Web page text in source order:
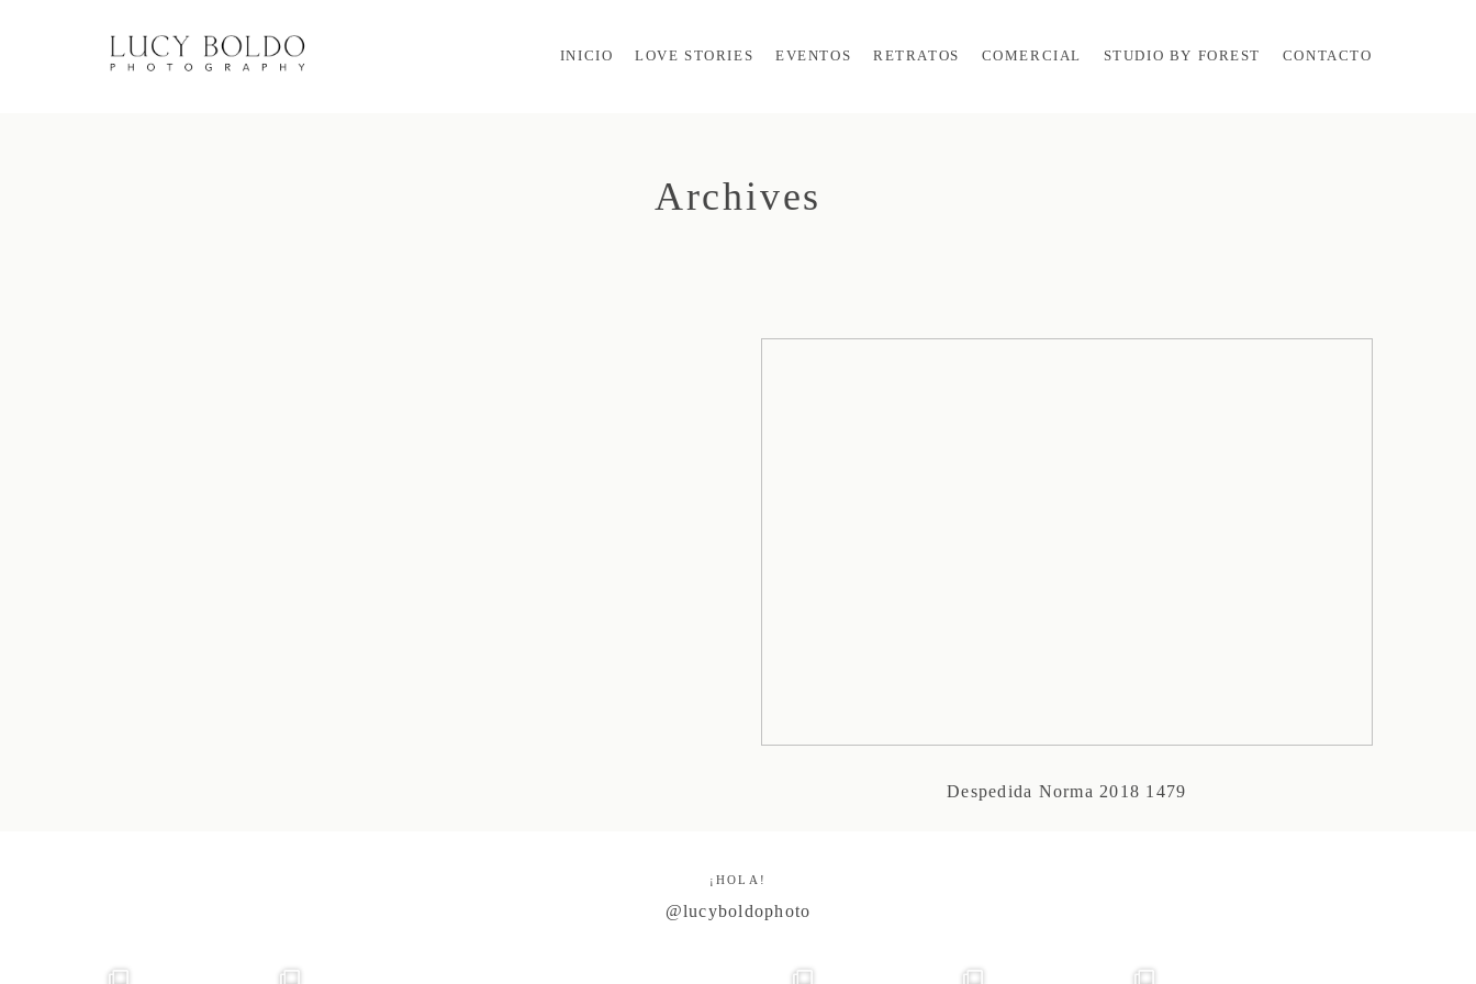
INICIO LOVE STORIES EVENTOS RETRATOS COMERCIAL STUDIO BY FOREST CONTACTO
Archives
Despedida Norma 2018 1479
¡HOLA!
@lucyboldophoto